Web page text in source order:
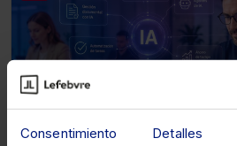
Consentimiento Detalles